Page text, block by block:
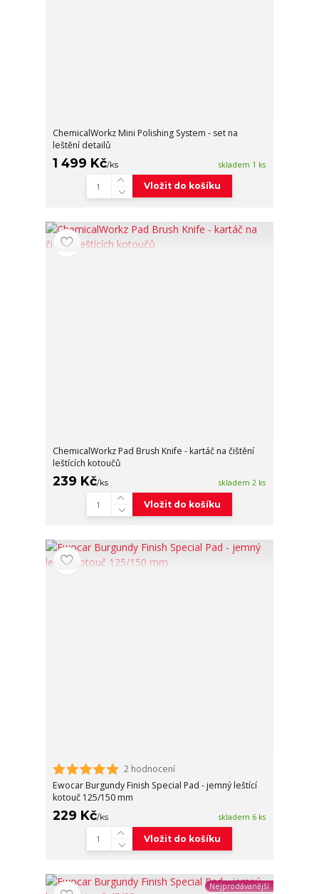
ChemicalWorkz Mini Polishing System - set na
leštění detailů
1 499 Kč/ks skladem 1 ks
Vložit do košíku
ChemicalWorkz Pad Brush Knife - kartáč na čištění
leštících kotoučů
239 Kč/ks skladem 2 ks
Vložit do košíku
2 hodnocení
Ewocar Burgundy Finish Special Pad - jemný leštící
kotouč 125/150 mm
229 Kč/ks skladem 6 ks
Vložit do košíku
Nejprodávanější